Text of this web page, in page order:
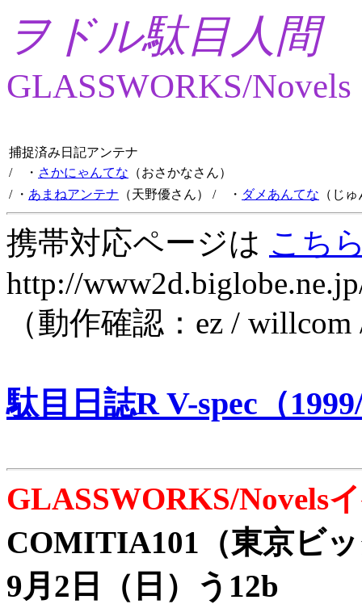
ヲドル駄目人間
GLASSWORKS/Novels
捕捉済み日記アンテナ
/ ・ さかにゃんてな （おさかなさん）
/ ・ あまねアンテナ （天野優さん） / ・ ダメあんてな （じ
携帯対応ページは こち
http://
（動作確認：ez /
駄目日誌R V-spec（
GLASSWORKS/Novels
COMITIA101（東京ビ
9月2日（日）う12b